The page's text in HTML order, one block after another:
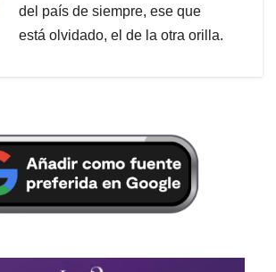
del país de siempre, ese que
está olvidado, el de la otra orilla.